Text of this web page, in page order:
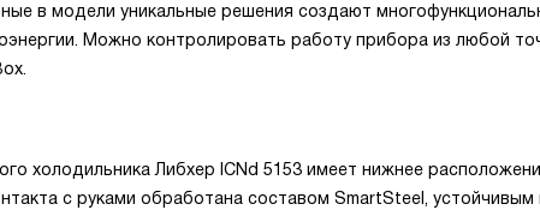
в модели уникальные решения создают
Можно контролировать работу прибора из любой
холодильника Либхер ICNd 5153 имеет нижнее
с руками обработана составом SmartSteel, устойчивым